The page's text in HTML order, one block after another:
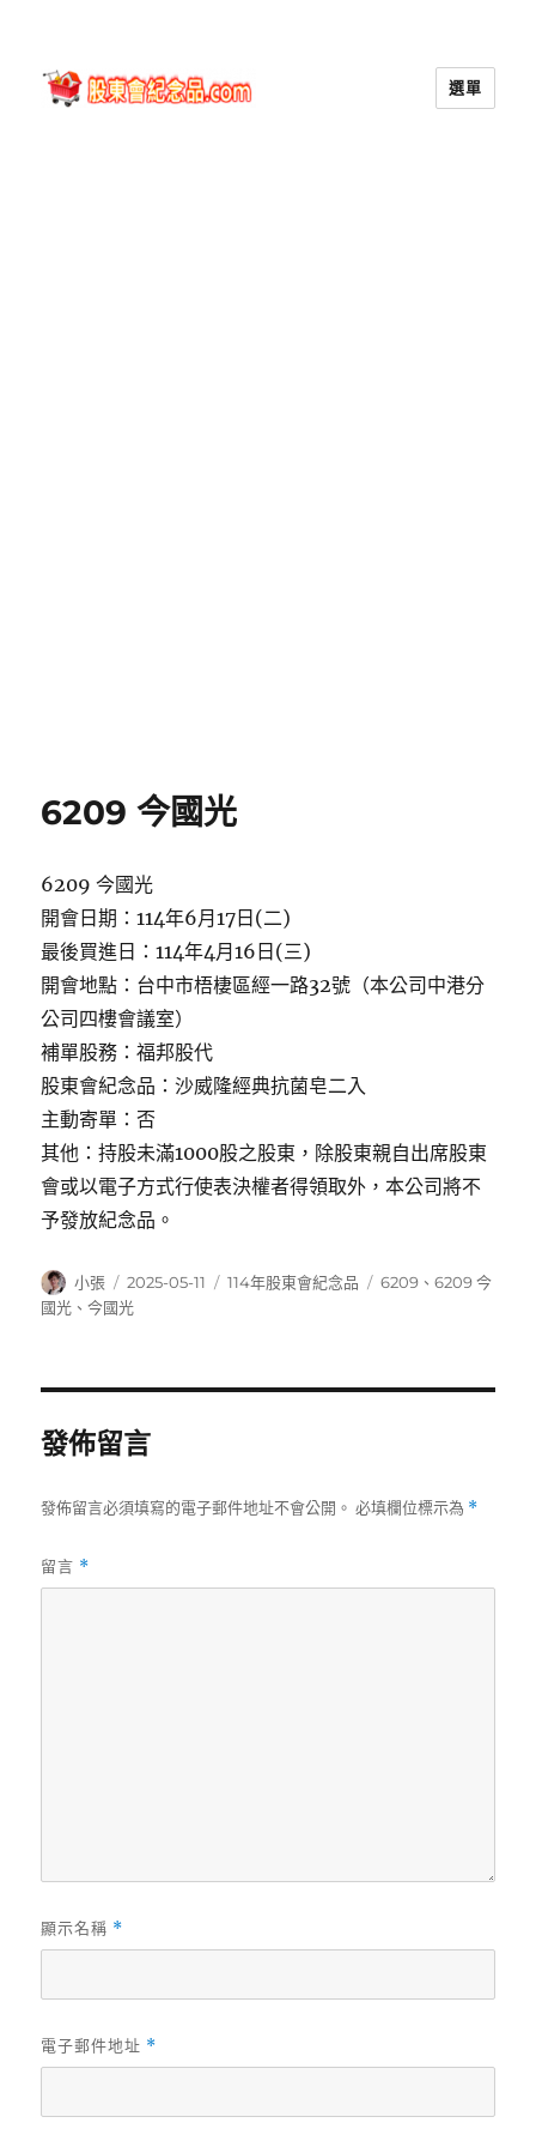
選單
6209 今國光
6209 今國光
開會日期：114年6月17日(二)
最後買進日：114年4月16日(三)
開會地點：台中市梧棲區經一路32號（本公司中港分
公司四樓會議室）
補單股務：福邦股代
股東會紀念品：沙威隆經典抗菌皂二入
主動寄單：否
其他：持股未滿1000股之股東，除股東親自出席股東
會或以電子方式行使表決權者得領取外，本公司將不
予發放紀念品。
作
者
小張
發
佈
2025-05-11
分
114年股東會紀念品
標
6209 、6209 今
國光 、今國光
發佈留言
發佈留言必須填寫的電子郵件地址不會公開。 必填欄位標示為 *
留言 *
顯示名稱 *
電子郵件地址 *